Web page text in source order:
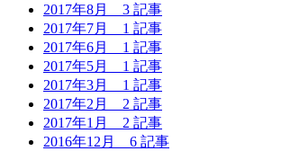
2017年8月 3 記事
2017年7月 1 記事
2017年6月 1 記事
2017年5月 1 記事
2017年3月 1 記事
2017年2月 2 記事
2017年1月 2 記事
2016年12月 6 記事